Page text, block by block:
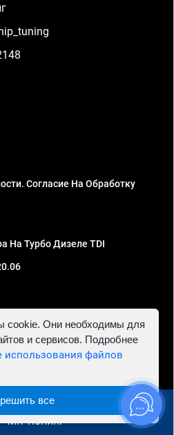
Согласие На Обработку
На Турбо Дизеле TDI
ИНН 781302555843,
в Астрахани - Автосервис
Чип Тюнинг"
cookie. Они необходимы для
и сервисов. Подробнее
использования файлов
все